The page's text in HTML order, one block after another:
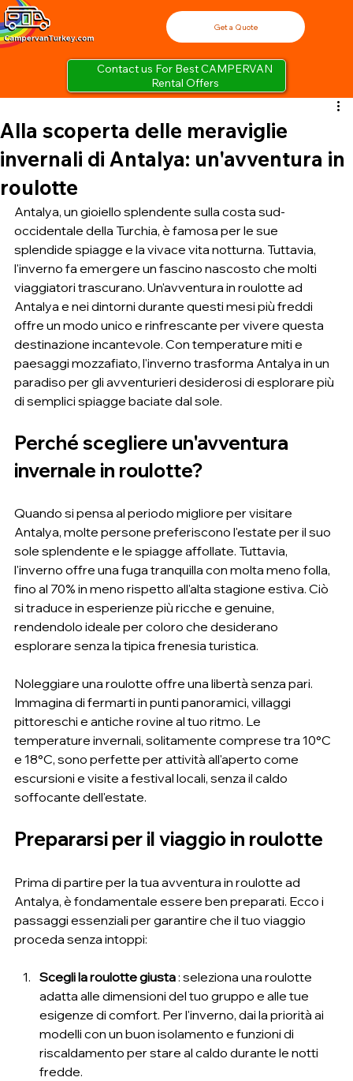
Contact us For Best CAMPERVAN
Rental Offers
Get a Quote
Alla scoperta delle meraviglie
invernali di Antalya: un'avventura in
roulotte
Antalya, un gioiello splendente sulla costa sud-
occidentale della Turchia, è famosa per le sue
splendide spiagge e la vivace vita notturna. Tuttavia,
l'inverno fa emergere un fascino nascosto che molti
viaggiatori trascurano. Un'avventura in roulotte ad
Antalya e nei dintorni durante questi mesi più freddi
offre un modo unico e rinfrescante per vivere questa
destinazione incantevole. Con temperature miti e
paesaggi mozzafiato, l'inverno trasforma Antalya in un
paradiso per gli avventurieri desiderosi di esplorare più
di semplici spiagge baciate dal sole.
Perché scegliere un'avventura
invernale in roulotte?
Quando si pensa al periodo migliore per visitare
Antalya, molte persone preferiscono l'estate per il suo
sole splendente e le spiagge affollate. Tuttavia,
l'inverno offre una fuga tranquilla con molta meno folla,
fino al 70% in meno rispetto all'alta stagione estiva. Ciò
si traduce in esperienze più ricche e genuine,
rendendolo ideale per coloro che desiderano
esplorare senza la tipica frenesia turistica.
Noleggiare una roulotte offre una libertà senza pari.
Immagina di fermarti in punti panoramici, villaggi
pittoreschi e antiche rovine al tuo ritmo. Le
temperature invernali, solitamente comprese tra 10°C
e 18°C, sono perfette per attività all'aperto come
escursioni e visite a festival locali, senza il caldo
soffocante dell'estate.
Prepararsi per il viaggio in roulotte
Prima di partire per la tua avventura in roulotte ad
Antalya, è fondamentale essere ben preparati. Ecco i
passaggi essenziali per garantire che il tuo viaggio
proceda senza intoppi:
Scegli la roulotte giusta : seleziona una roulotte
adatta alle dimensioni del tuo gruppo e alle tue
esigenze di comfort. Per l'inverno, dai la priorità ai
modelli con un buon isolamento e funzioni di
riscaldamento per stare al caldo durante le notti
fredde.